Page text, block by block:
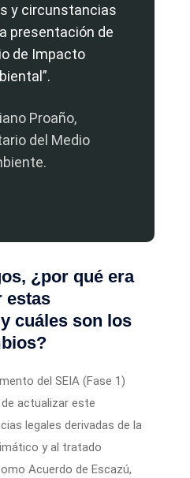
y circunstancias
presentación de
de Impacto
Proaño,
del Medio
¿por qué era
estas
cuáles son los
del SEIA (Fase 1)
actualizar este
legales derivadas de la
y al tratado
Acuerdo de Escazú,